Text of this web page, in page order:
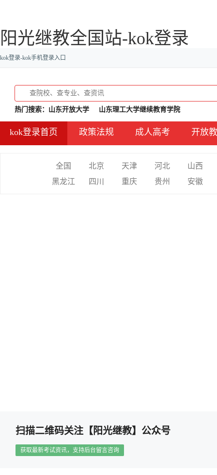
阳光继教全国站-kok登录
kok登录-kok手机登录入口
热门搜索： 山东开放大学 山东理工大学继续教育学院
kok登录首页 政策法规 成人高考 开放
全国 北京 天津 河北
山西
黑龙江
四川 重庆 贵州 安徽
扫描二维码关注【阳光继教】公众号
获取最新考试资讯，支持后台留言咨询